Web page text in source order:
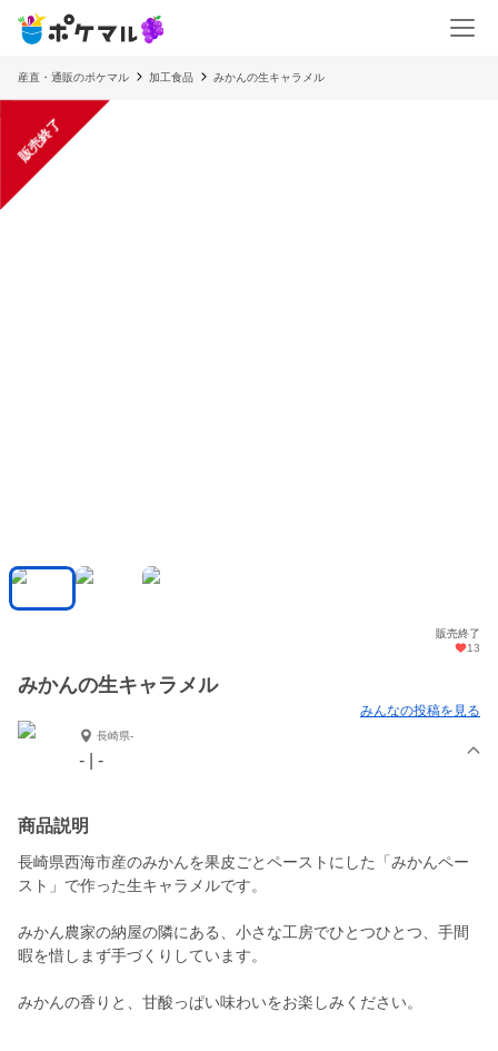
産直・通販のポケマル 加工食品 みかんの生キャラメル
販売終了
販売終了
13
みかんの生キャラメル
みんなの投稿を見る
長崎県-
- | -
商品説明
長崎県西海市産のみかんを果皮ごとペーストにした「みかんペー
スト」で作った生キャラメルです。
みかん農家の納屋の隣にある、小さな工房でひとつひとつ、手間
暇を惜しまず手づくりしています。
みかんの香りと、甘酸っぱい味わいをお楽しみください。